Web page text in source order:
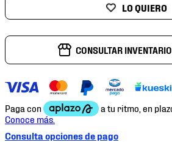
CONSULTAR
Consulta opciones de pago